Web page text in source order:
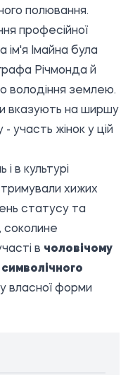
полювання.
професійної
ім'я Імайна була
Річмонда й
володіння землею.
вказують на ширшу
участь жінок у цій
в культурі
хижих
статусу та
соколине
в чоловічому
власної форми